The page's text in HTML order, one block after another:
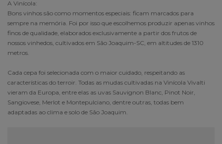
A Vinícola:
Bons vinhos são como momentos especiais: ficam marcados para
sempre na memória. Foi por isso que escolhemos produzir apenas vinhos
finos de qualidade, elaborados exclusivamente a partir dos frutos de
nossos vinhedos, cultivados em São Joaquim-SC, em altitudes de 1310
metros.
Cada cepa foi selecionada com o maior cuidado, respeitando as
características do terroir. Todas as mudas cultivadas na Vinícola Vivalti
vieram da Europa, entre elas as uvas Sauvignon Blanc, Pinot Noir,
Sangiovese, Merlot e Montepulciano, dentre outras, todas bem
adaptadas ao clima e solo de São Joaquim.